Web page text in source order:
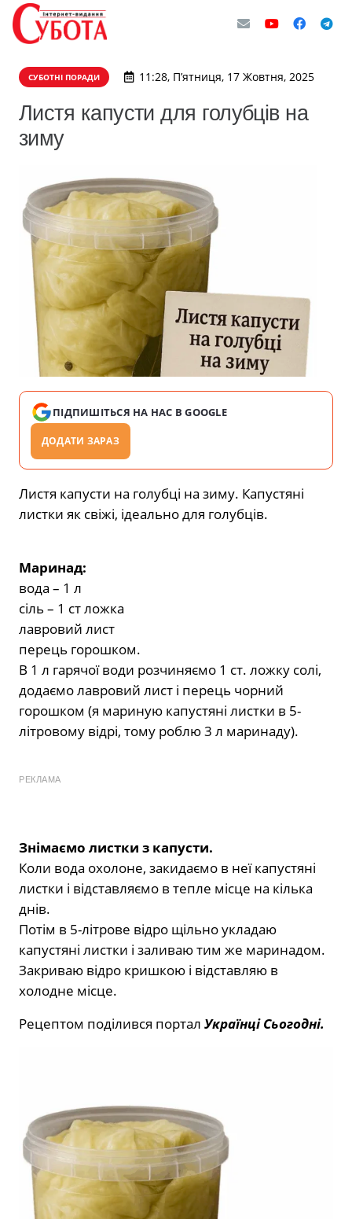
СУБОТНІ ПОРАДИ 11:28, П’ятниця, 17 Жовтня, 2025
Листя капусти для голубців на
зиму
ПІДПИШІТЬСЯ НА НАС В GOOGLE
ДОДАТИ ЗАРАЗ
Листя капусти на голубці на зиму. Капустяні
листки як свіжі, ідеально для голубців.
Маринад:
вода – 1 л
сіль – 1 ст ложка
лавровий лист
перець горошком.
В 1 л гарячої води розчиняємо 1 ст. ложку солі,
додаємо лавровий лист і перець чорний
горошком (я мариную капустяні листки в 5-
літровому відрі, тому роблю 3 л маринаду).
РЕКЛАМА
Знімаємо листки з капусти.
Коли вода охолоне, закидаємо в неї капустяні
листки і відставляємо в тепле місце на кілька
днів.
Потім в 5-літрове відро щільно укладаю
капустяні листки і заливаю тим же маринадом.
Закриваю відро кришкою і відставляю в
холодне місце.
Рецептом поділився портал Українці Сьогодні.